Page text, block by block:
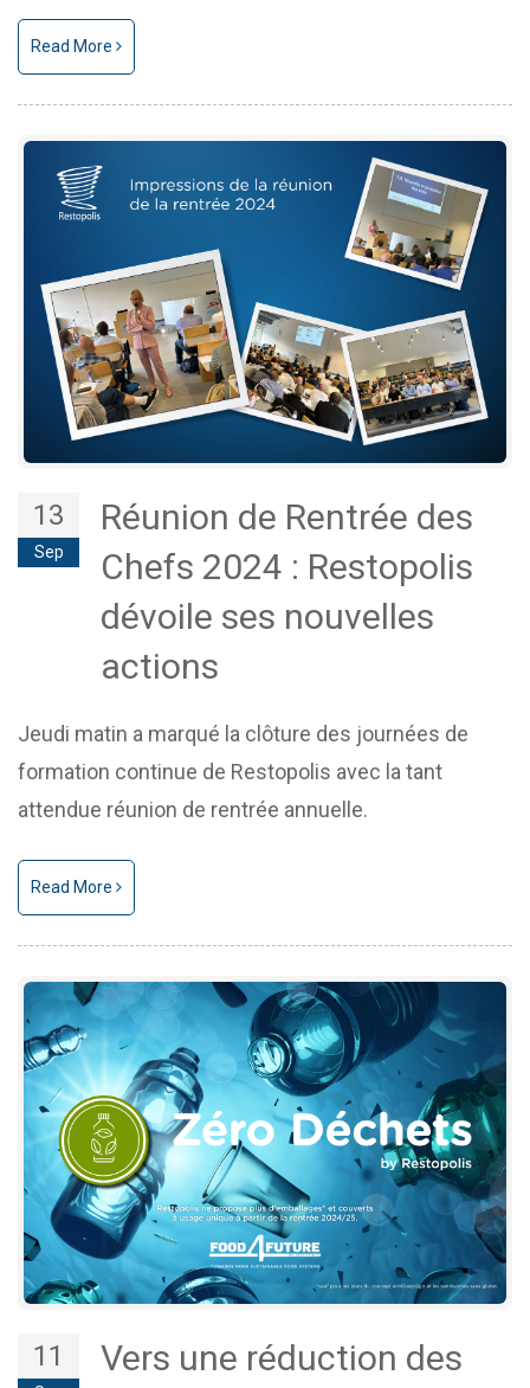
Read More
13
Sep
Réunion de Rentrée des
Chefs 2024 : Restopolis
dévoile ses nouvelles
actions
Jeudi matin a marqué la clôture des journées de
formation continue de Restopolis avec la tant
attendue réunion de rentrée annuelle.
Read More
11
Vers une réduction des